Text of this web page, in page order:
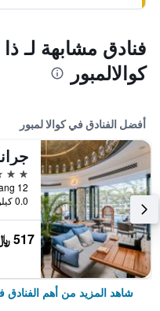
فنادق مشابهة لـ
كوالالمبور
أفضل الفنادق في كوالا لمبور
5 نجوم
0.0 كيلومتر عن وسط المدينة
517 ﷼
شاهد المزيد من أهم الفنادق